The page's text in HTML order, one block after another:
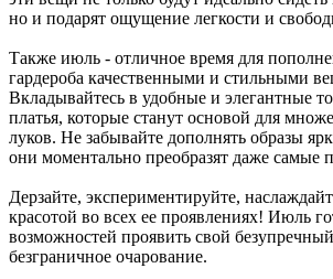
но и подарят ощущение легкости и
Также июль - отличное время для
гардероба качественными и стильными
Вкладывайтесь в удобные и элегантные
платья, которые станут основой для
луков. Не забывайте дополнять образы
они моментально преобразят даже самые
Дерзайте, экспериментируйте,
красотой во всех ее проявлениях! Июль
возможностей проявить свой
безграничное очарование.